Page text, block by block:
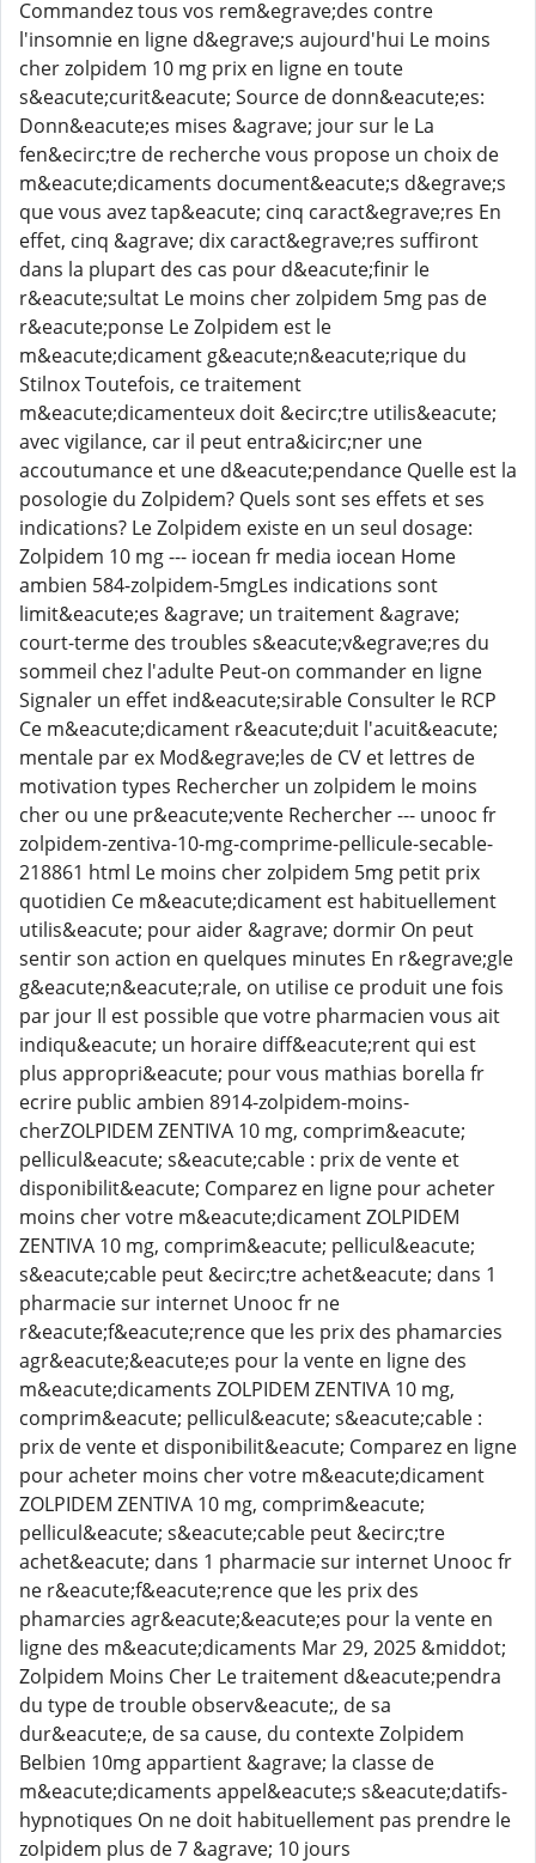
Commandez tous vos rem&egrave;des contre
l'insomnie en ligne d&egrave;s aujourd'hui Le moins
cher zolpidem 10 mg prix en ligne en toute
s&eacute;curit&eacute; Source de donn&eacute;es:
Donn&eacute;es mises &agrave; jour sur le La
fen&ecirc;tre de recherche vous propose un choix de
m&eacute;dicaments document&eacute;s d&egrave;s
que vous avez tap&eacute; cinq caract&egrave;res En
effet, cinq &agrave; dix caract&egrave;res suffiront
dans la plupart des cas pour d&eacute;finir le
r&eacute;sultat Le moins cher zolpidem 5mg pas de
r&eacute;ponse Le Zolpidem est le
m&eacute;dicament g&eacute;n&eacute;rique du
Stilnox Toutefois, ce traitement
m&eacute;dicamenteux doit &ecirc;tre utilis&eacute;
avec vigilance, car il peut entra&icirc;ner une
accoutumance et une d&eacute;pendance Quelle est la
posologie du Zolpidem? Quels sont ses effets et ses
indications? Le Zolpidem existe en un seul dosage:
Zolpidem 10 mg --- iocean fr media iocean Home
ambien 584-zolpidem-5mgLes indications sont
limit&eacute;es &agrave; un traitement &agrave;
court-terme des troubles s&eacute;v&egrave;res du
sommeil chez l'adulte Peut-on commander en ligne
Signaler un effet ind&eacute;sirable Consulter le RCP
Ce m&eacute;dicament r&eacute;duit l'acuit&eacute;
mentale par ex Mod&egrave;les de CV et lettres de
motivation types Rechercher un zolpidem le moins
cher ou une pr&eacute;vente Rechercher --- unooc fr
zolpidem-zentiva-10-mg-comprime-pellicule-secable-
218861 html Le moins cher zolpidem 5mg petit prix
quotidien Ce m&eacute;dicament est habituellement
utilis&eacute; pour aider &agrave; dormir On peut
sentir son action en quelques minutes En r&egrave;gle
g&eacute;n&eacute;rale, on utilise ce produit une fois
par jour Il est possible que votre pharmacien vous ait
indiqu&eacute; un horaire diff&eacute;rent qui est
plus appropri&eacute; pour vous mathias borella fr
ecrire public ambien 8914-zolpidem-moins-
cherZOLPIDEM ZENTIVA 10 mg, comprim&eacute;
pellicul&eacute; s&eacute;cable : prix de vente et
disponibilit&eacute; Comparez en ligne pour acheter
moins cher votre m&eacute;dicament ZOLPIDEM
ZENTIVA 10 mg, comprim&eacute; pellicul&eacute;
s&eacute;cable peut &ecirc;tre achet&eacute; dans 1
pharmacie sur internet Unooc fr ne
r&eacute;f&eacute;rence que les prix des phamarcies
agr&eacute;&eacute;es pour la vente en ligne des
m&eacute;dicaments ZOLPIDEM ZENTIVA 10 mg,
comprim&eacute; pellicul&eacute; s&eacute;cable :
prix de vente et disponibilit&eacute; Comparez en ligne
pour acheter moins cher votre m&eacute;dicament
ZOLPIDEM ZENTIVA 10 mg, comprim&eacute;
pellicul&eacute; s&eacute;cable peut &ecirc;tre
achet&eacute; dans 1 pharmacie sur internet Unooc fr
ne r&eacute;f&eacute;rence que les prix des
phamarcies agr&eacute;&eacute;es pour la vente en
ligne des m&eacute;dicaments Mar 29, 2025 &middot;
Zolpidem Moins Cher Le traitement d&eacute;pendra
du type de trouble observ&eacute;, de sa
dur&eacute;e, de sa cause, du contexte Zolpidem
Belbien 10mg appartient &agrave; la classe de
m&eacute;dicaments appel&eacute;s s&eacute;datifs-
hypnotiques On ne doit habituellement pas prendre le
zolpidem plus de 7 &agrave; 10 jours